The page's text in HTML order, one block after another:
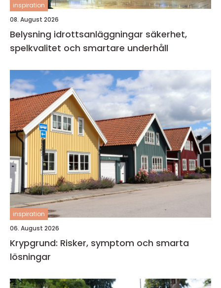
inspiration
08. August 2026
Belysning idrottsanläggningar säkerhet,
spelkvalitet och smartare underhåll
inspiration
06. August 2026
Krypgrund: Risker, symptom och smarta
lösningar